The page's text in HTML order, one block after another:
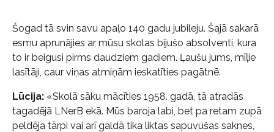
Šogad tā svin savu apaļo 140 gadu jubileju. Šajā sakarā
esmu aprunājies ar mūsu skolas bijušo absolventi, kura
to ir beigusi pirms daudziem gadiem. Ļaušu jums, mīļie
lasītāji, caur viņas atmiņām ieskatīties pagātnē.
Lūcija: «Skolā sāku mācīties 1958. gadā, tā atradās
tagadējā LNerB ekā. Mūs baroja labi, bet pa retam zupā
peldēja tārpi vai arī galdā tika liktas sapuvušas saknes,